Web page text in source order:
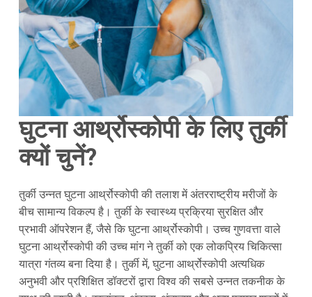
घुटना आर्थ्रोस्कोपी के लिए तुर्की
क्यों चुनें?
तुर्की उन्नत घुटना आर्थ्रोस्कोपी की तलाश में अंतरराष्ट्रीय मरीजों के
बीच सामान्य विकल्प है। तुर्की के स्वास्थ्य प्रक्रिया सुरक्षित और
प्रभावी ऑपरेशन हैं, जैसे कि घुटना आर्थ्रोस्कोपी। उच्च गुणवत्ता वाले
घुटना आर्थ्रोस्कोपी की उच्च मांग ने तुर्की को एक लोकप्रिय चिकित्सा
यात्रा गंतव्य बना दिया है। तुर्की में, घुटना आर्थ्रोस्कोपी अत्यधिक
अनुभवी और प्रशिक्षित डॉक्टरों द्वारा विश्व की सबसे उन्नत तकनीक के